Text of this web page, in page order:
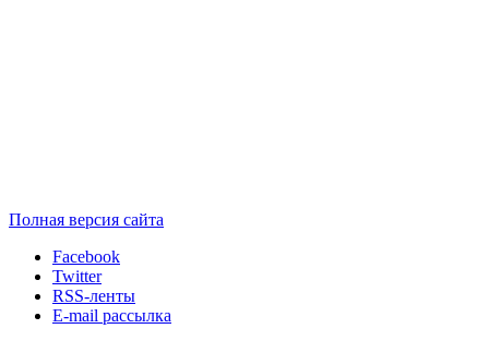
Полная версия сайта
Facebook
Twitter
RSS-ленты
E-mail рассылка